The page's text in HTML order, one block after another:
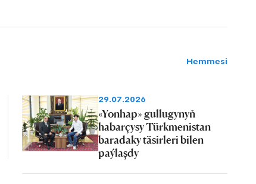
Hemmesi
29.07.2026
«Yonhap» gullugynyň
habarçysy Türkmenistan
baradaky täsirleri bilen
paýlaşdy